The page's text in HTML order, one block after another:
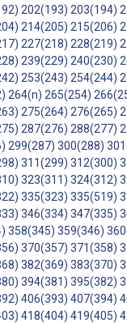
202(193) 203(194)
214(205) 215(206)
227(218) 228(219)
239(229) 240(230)
253(243) 254(244)
264(n) 265(254)
275(264) 276(265)
287(276) 288(277)
299(287) 300(288)
311(299) 312(300)
323(311) 324(312)
335(323) 335(519)
346(334) 347(335)
358(345) 359(346)
370(357) 371(358)
382(369) 383(370)
394(381) 395(382)
406(393) 407(394)
418(404) 419(405)